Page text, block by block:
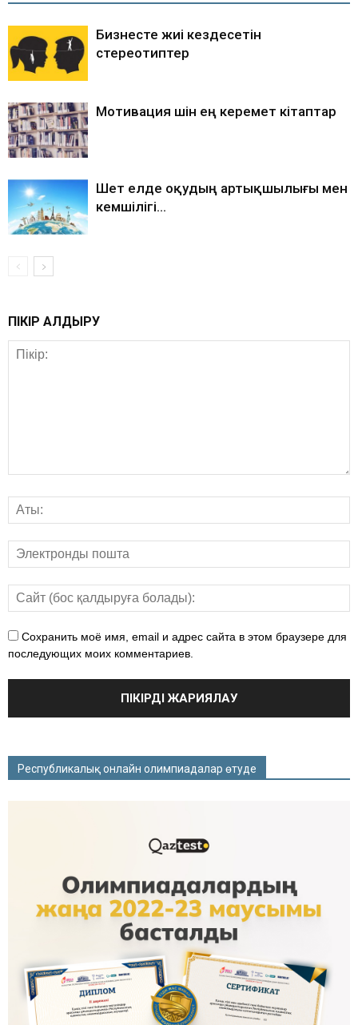
Бизнесте жиі кездесетін
стереотиптер
Мотивация үшін ең керемет кітаптар
Шет елде оқудың артықшылығы мен
кемшілігі…
ПІКІР ҚАЛДЫРУ
Сохранить моё имя, email и адрес сайта в этом браузере для
последующих моих комментариев.
Республикалық онлайн олимпиадалар өтуде